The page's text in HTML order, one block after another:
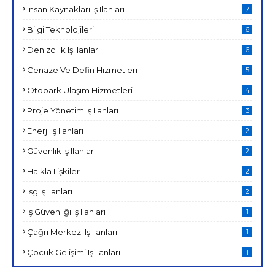
Insan Kaynakları Iş Ilanları 7
Bilgi Teknolojileri 6
Denizcilik Iş Ilanları 6
Cenaze Ve Defin Hizmetleri 5
Otopark Ulaşım Hizmetleri 4
Proje Yönetim Iş Ilanları 3
Enerji Iş Ilanları 2
Güvenlik Iş Ilanları 2
Halkla Ilişkiler 2
Isg Iş Ilanları 2
Iş Güvenliği Iş Ilanları 1
Çağrı Merkezi Iş Ilanları 1
Çocuk Gelişimi Iş Ilanları 1